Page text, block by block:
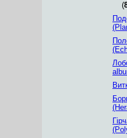
(